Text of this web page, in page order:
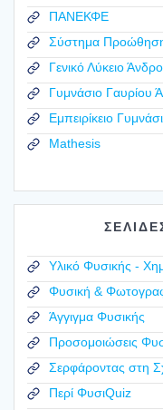
ΠΑΝΕΚΦΕ
Σύστημα
Γενικό Λύκειο
Γυμνάσιο Γαυρίου
Εμπειρίκειο
Mathesis
Υλικό Φυσικής -
Φυσική &
Άγγιγμα Φυσικής
Προσομοιώσεις
Σερφάροντας στη
Περί ΦυσιQuiz